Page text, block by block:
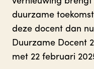
duurzame
deze docent dan
Duurzame Docent
met 22 februari